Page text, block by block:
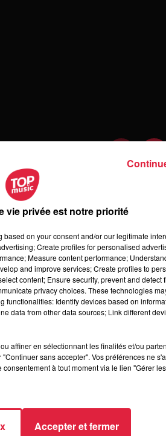
vie privée est notre priorité
on your consent and/or our legitimate
Create profiles for personalised
Measure content performance;
and improve services; Create profiles to
content; Ensure security, prevent and detect
privacy choices. These technologies
functionalities: Identify devices based on
data from other data sources; Link different
affiner en sélectionnant les finalités et/ou
sans accepter". Vos préférences ne
à tout moment via le lien "Gérer
Accepter et fermer